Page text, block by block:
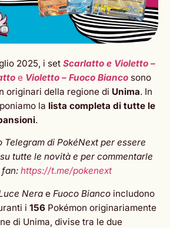
2025, i set Scarlatto e Violetto –
e Violetto – Fuoco Bianco sono
originari della regione di Unima. In
la lista completa di tutte le
.
Telegram di PokéNext per essere
tutte le novità e per commentarle
https://t.me/pokenext
Nera e Fuoco Bianco includono
i 156 Pokémon originariamente
di Unima, divise tra le due